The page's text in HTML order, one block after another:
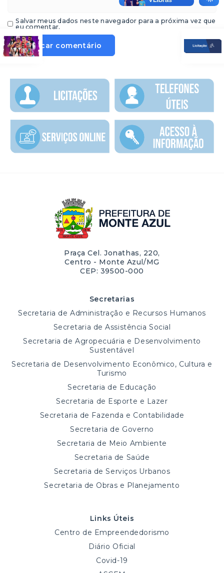
Salvar meus dados neste navegador para a próxima vez que
eu comentar.
Praça Cel. Jonathas, 220,
Centro - Monte Azul/MG
CEP: 39500-000
Secretarias
Secretaria de Administração e Recursos Humanos
Secretaria de Assistência Social
Secretaria de Agropecuária e Desenvolvimento
Sustentável
Secretaria de Desenvolvimento Econômico, Cultura e
Turismo
Secretaria de Educação
Secretaria de Esporte e Lazer
Secretaria de Fazenda e Contabilidade
Secretaria de Governo
Secretaria de Meio Ambiente
Secretaria de Saúde
Secretaria de Serviços Urbanos
Secretaria de Obras e Planejamento
Links Úteis
Centro de Empreendedorismo
Diário Oficial
Covid-19